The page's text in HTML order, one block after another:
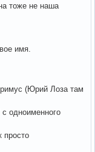
тоже не наша
имя.
(Юрий Лоза там
одноименного
просто